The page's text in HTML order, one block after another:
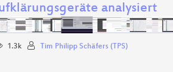
analysiert
1.3k Tim Philipp Schäfers (TPS)